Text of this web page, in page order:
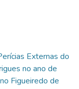
Externas do
no ano de
Figueiredo de